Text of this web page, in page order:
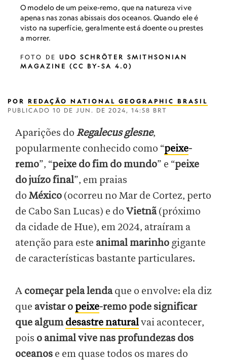
O modelo de um peixe-remo, que na natureza vive
apenas nas zonas abissais dos oceanos. Quando ele é
visto na superfície, geralmente está doente ou prestes
a morrer.
FOTO DE UDO SCHRÖTER SMITHSONIAN
MAGAZINE (CC BY-SA 4.0)
POR REDAÇÃO NATIONAL GEOGRAPHIC BRASIL
PUBLICADO 10 DE JUN. DE 2024, 14:58 BRT
Aparições do Regalecus glesne,
popularmente conhecido como “peixe-
remo”, “peixe do fim do mundo” e “peixe
do juízo final”, em praias
do México (ocorreu no Mar de Cortez, perto
de Cabo San Lucas) e do Vietnã(próximo
da cidade de Hue), em 2024, atraíram a
atenção para este animal marinho gigante
de características bastante particulares.
A começar pela lendaque o envolve: ela diz
que avistar o peixe-remo pode significar
que algumdesastre naturalvai acontecer,
pois o animal vive nas profundezas dos
oceanos e em quase todos os mares do